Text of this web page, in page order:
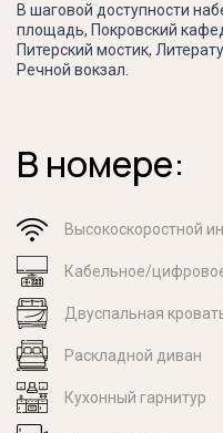
В шаговой доступности
площадь, Покровский
Питерский мостик,
Речной вокзал.
В номере:
Высокоскоростной
Кабельное/
Двуспальная
Раскладной диван
Кухонный гарнитур